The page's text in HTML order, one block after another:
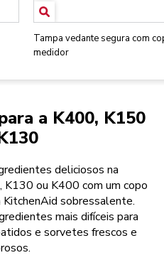
Tampa vedante segura com
medidor
a K400, K150
deliciosos na
ou K400 com um copo
sobressalente.
mais difíceis para
e sorvetes frescos e